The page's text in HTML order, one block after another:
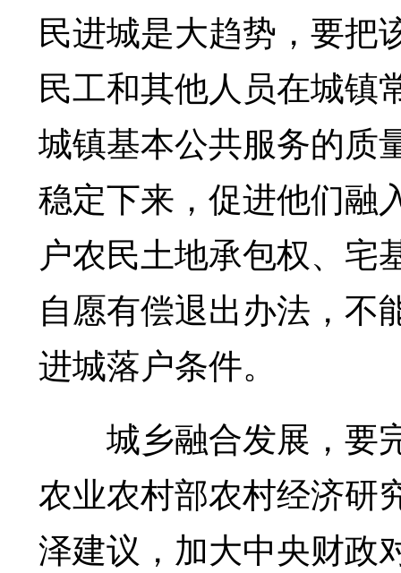
民进城是大趋势，要把
民工和其他人员在城镇
城镇基本公共服务的质
稳定下来，促进他们融
户农民土地承包权、宅
自愿有偿退出办法，不
进城落户条件。
城乡融合发展，要完
农业农村部农村经济研
泽建议，加大中央财政